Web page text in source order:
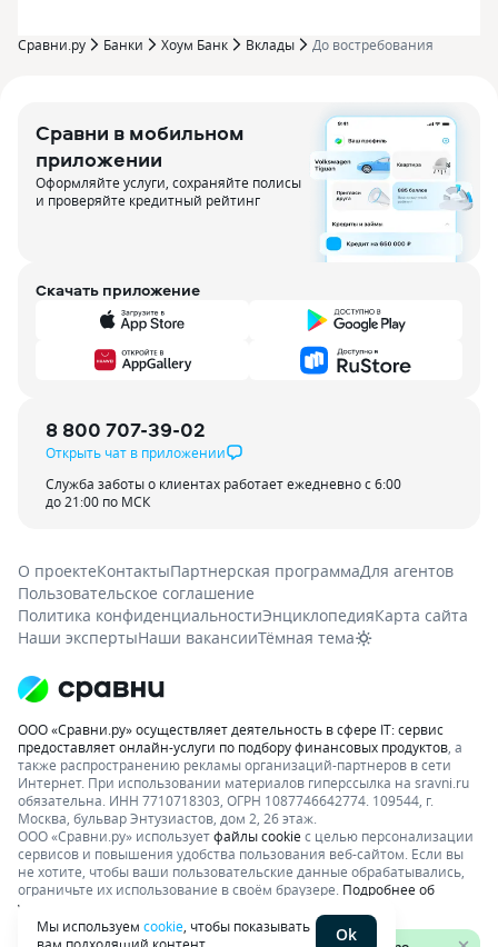
Сравни.ру Банки Хоум Банк Вклады До востребования
Сравни в мобильном
приложении
Оформляйте услуги, сохраняйте полисы
и проверяйте кредитный рейтинг
Скачать приложение
8 800 707-39-02
Открыть чат в приложении
Служба заботы о клиентах работает ежедневно с 6:00
до 21:00 по МСК
О проектеКонтактыПартнерская программаДля агентов
Пользовательское соглашение
Политика конфиденциальностиЭнциклопедияКарта сайта
Наши экспертыНаши вакансииТёмная тема
ООО «Сравни.ру» осуществляет деятельность в сфере IT: сервис
предоставляет онлайн-услуги по подбору финансовых продуктов , а
также распространению рекламы организаций-партнеров в сети
Интернет. При использовании материалов гиперссылка на sravni.ru
обязательна. ИНН 7710718303, ОГРН 1087746642774. 109544, г.
Москва, бульвар Энтузиастов, дом 2, 26 этаж.
ООО «Сравни.ру» используетфайлы cookieс целью персонализации
сервисов и повышения удобства пользования веб-сайтом. Если вы
не хотите, чтобы ваши пользовательские данные обрабатывались,
ограничьте их использование в своём браузере. Подробнее об
условиях.
Мы используем cookie , чтобы показывать
Ok